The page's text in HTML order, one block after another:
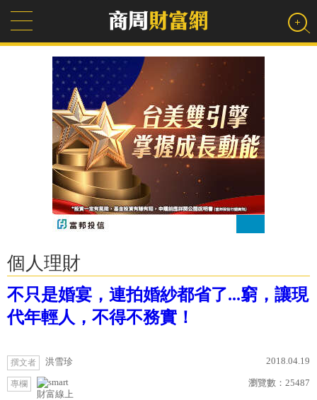
個人理財
不只是婚宴，連拍婚紗都省了...窮，讓現
代年輕人，不得不務實！
撰文者 洪雪珍 2018.04.19
專欄
財富線上
瀏覽數： 25487